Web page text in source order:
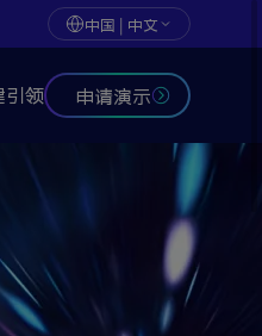
中国 | 中文
引领 申请演示